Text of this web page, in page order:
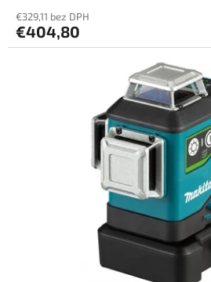
€329,11 bez DPH
€404,80